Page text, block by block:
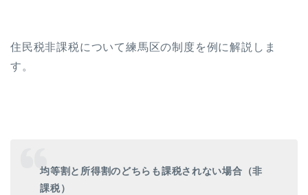
住民税非課税について練馬区の制度を例に解説しま
す。
均等割と所得割のどちらも課税されない場合（非
課税）